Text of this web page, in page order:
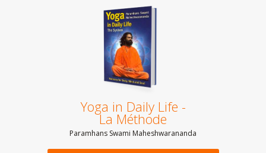
Yoga in Daily Life -
La Méthode
Paramhans Swami Maheshwarananda